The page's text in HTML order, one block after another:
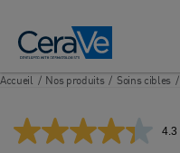
Rechercher
Accueil / Nos produits / Soins cibles /
4.3